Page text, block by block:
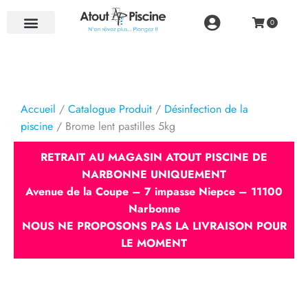
Accueil / Catalogue Produit / Désinfection de la
piscine / Brome lent pastilles 5kg
RETRAIT AU MAGASIN ATOUT PISCINE DE
NARBONNE UNIQUEMENT
Avenue de la Coupe – 7 impasse Niepce – 11100
Narbonne
NOUS NE PROPOSONS PAS LA LIVRAISON POUR
LE MOMENT